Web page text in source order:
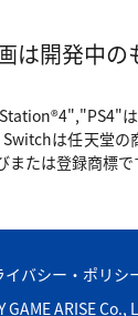
開発中の
は任天堂
たは登録商標で
イバシー・ポリシ
GAME ARISE